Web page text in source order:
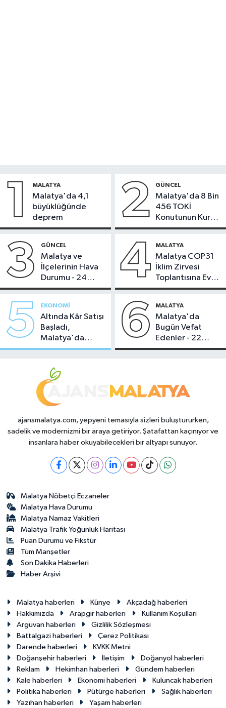
1 MALATYA
Malatya'da 4,1
büyüklüğünde
deprem
2 GÜNCEL
Malatya'da 8 Bin
456 TOKİ
Konutunun Kurası
Bugün Çekiliyor
3 GÜNCEL
Malatya ve
İlçelerinin Hava
Durumu - 24
Temmuz 2026
4 MALATYA
Malatya COP31
İklim Zirvesi
Toplantısına Ev
Sahipliği Yaptı
5 EKONOMI
Altında Kâr Satışı
Başladı,
Malatya'da
Makas Ne
6 MALATYA
Malatya'da
Bugün Vefat
Edenler - 22
Temmuz 2026
ajansmalatya.com, yepyeni temasıyla sizleri buluştururken,
sadelik ve modernizmi bir araya getiriyor. Şatafattan kaçınıyor ve
insanlara haber okuyabilecekleri bir altyapı sunuyor.
Malatya Nöbetçi Eczaneler
Malatya Hava Durumu
Malatya Namaz Vakitleri
Malatya Trafik Yoğunluk Haritası
Puan Durumu ve Fikstür
Tüm Manşetler
Son Dakika Haberleri
Haber Arşivi
Malatya haberleri Künye
Akçadağ haberleri
Hakkımızda
Arapgir haberleri
Kullanım Koşulları
Arguvan haberleri
Gizlilik Sözleşmesi
Battalgazi haberleri
Çerez Politikası
Darende haberleri
KVKK Metni
Doğanşehir haberleri
İletişim
Doğanyol haberleri
Reklam
Hekimhan haberleri
Gündem haberleri
Kale haberleri
Ekonomi haberleri
Kuluncak haberleri
Politika haberleri
Pütürge haberleri
Sağlık haberleri
Yazıhan haberleri
Yaşam haberleri